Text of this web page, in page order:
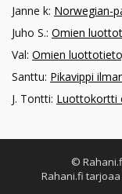
Janne k: Norwegian-
Juho S.: Omien
Val: Omien
Santtu: Pikavippi
J. Tontti: Luottokortti
©
Rahani.fi